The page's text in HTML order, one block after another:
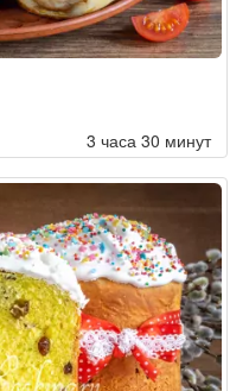
3 часа 30 минут